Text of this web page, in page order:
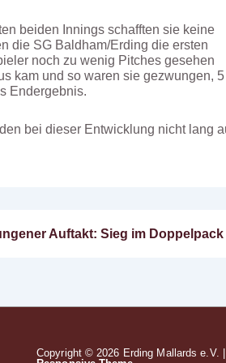
beiden Innings schafften sie keine
die SG Baldham/Erding die ersten
noch zu wenig Pitches gesehen
kam und so waren sie gezwungen, 5
Endergebnis.
bei dieser Entwicklung nicht lang
Auftakt: Sieg im Doppelpack
Copyright © 2026 Erding Mallards e.V.